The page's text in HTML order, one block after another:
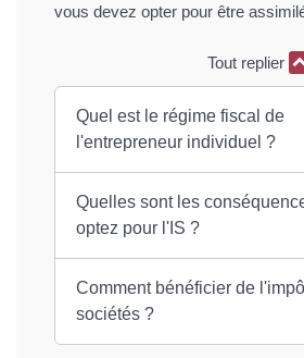
vous devez opter pour être
Tout replier
Quel est le régime fiscal de
l'entrepreneur individuel ?
Quelles sont les
optez pour l'IS ?
Comment bénéficier de
sociétés ?